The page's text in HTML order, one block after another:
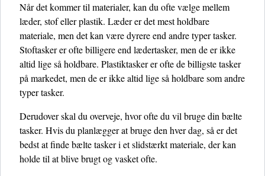
Når det kommer til materialer, kan du ofte vælge mellem
læder, stof eller plastik. Læder er det mest holdbare
materiale, men det kan være dyrere end andre typer tasker.
Stoftasker er ofte billigere end lædertasker, men de er ikke
altid lige så holdbare. Plastiktasker er ofte de billigste tasker
på markedet, men de er ikke altid lige så holdbare som andre
typer tasker.
Derudover skal du overveje, hvor ofte du vil bruge din bælte
tasker. Hvis du planlægger at bruge den hver dag, så er det
bedst at finde bælte tasker i et slidstærkt materiale, der kan
holde til at blive brugt og vasket ofte.